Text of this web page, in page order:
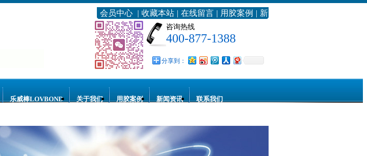
会员中心 | 收藏本站 | 在线留言 | 用胶案例 | 新
浪微博
咨询热线
400-877-1388
分享到：
乐威棒LOVBOND 关于我们 用胶案例 新闻资讯 联系我们
乐威棒胶水 乐泰点胶设备